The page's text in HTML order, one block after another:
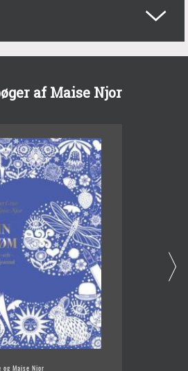
af Maise Njor
og Maise Njor